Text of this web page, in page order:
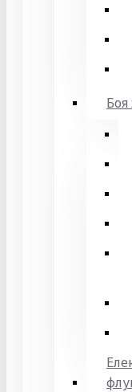
Боя